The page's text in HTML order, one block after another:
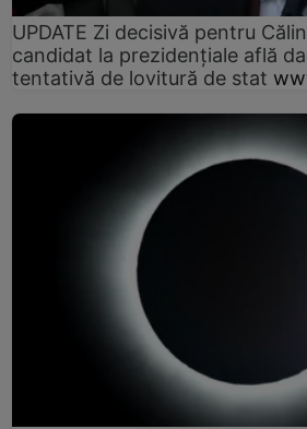
UPDATE Zi decisivă pentru
candidat la prezidențiale află
tentativă de lovitură de stat